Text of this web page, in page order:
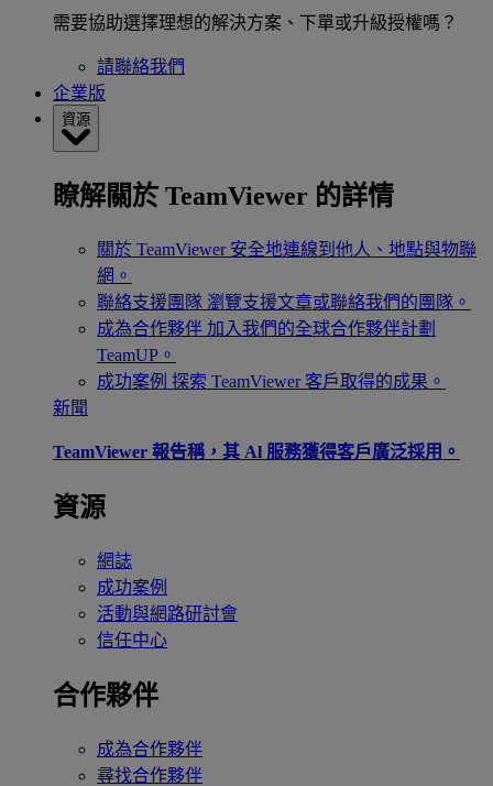
需要協助選擇理想的解決方案、下單或升級授權嗎？
請聯絡我們
企業版
資源
瞭解關於 TeamViewer 的詳情
關於 TeamViewer 安全地連線到他人、地點與物聯
網。
聯絡支援團隊 瀏覽支援文章或聯絡我們的團隊。
成為合作夥伴 加入我們的全球合作夥伴計劃
TeamUP。
成功案例 探索 TeamViewer 客戶取得的成果。
新聞
TeamViewer 報告稱，其 Al 服務獲得客戶廣泛採用。
資源
網誌
成功案例
活動與網路研討會
信任中心
合作夥伴
成為合作夥伴
尋找合作夥伴